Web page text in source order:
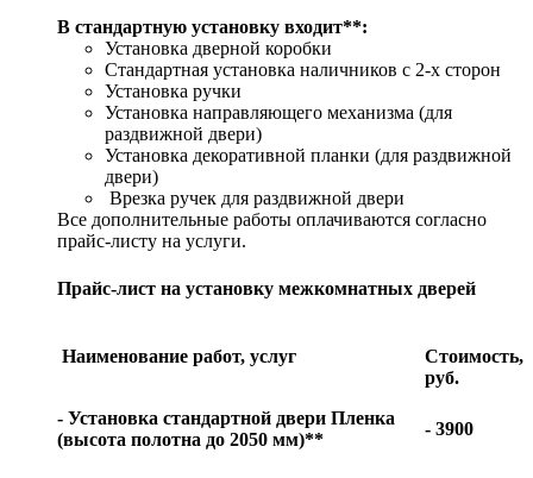
В стандартную установку входит**:
Установка дверной коробки
Стандартная установка наличников с 2-х сторон
Установка ручки
Установка направляющего механизма (для
раздвижной двери)
Установка декоративной планки (для раздвижной
двери)
Врезка ручек для раздвижной двери
Все дополнительные работы оплачиваются согласно
прайс-листу на услуги.
Прайс-лист на установку межкомнатных дверей
Наименование работ, услуг
Стоимость,
руб.
- Установка стандартной двери Пленка
(высота полотна до 2050 мм)**
- 3900